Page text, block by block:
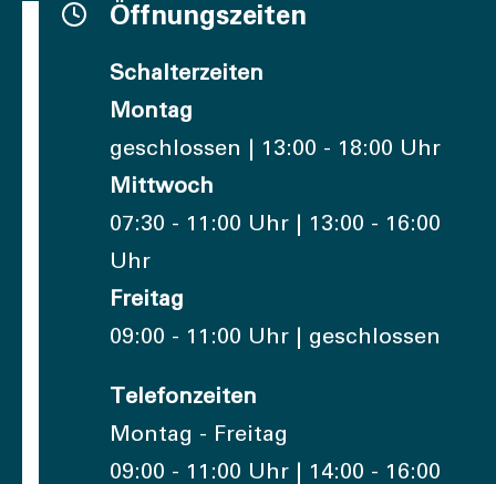
Öffnungszeiten
Schalterzeiten
Montag
geschlossen | 13:00 - 18:00 Uhr
Mittwoch
07:30 - 11:00 Uhr | 13:00 - 16:00
Uhr
Freitag
09:00 - 11:00 Uhr | geschlossen
Telefonzeiten
Montag - Freitag
09:00 - 11:00 Uhr | 14:00 - 16:00